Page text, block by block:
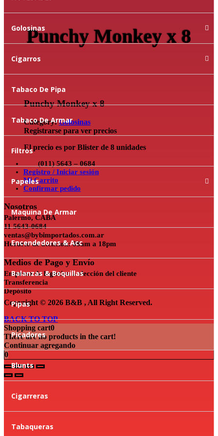
Golosinas
Cigarros
Tabaco De Pipa
Tabaco De Armar
Filtros
Papeles
Maquina De Armar
Encendedores & Acc
Balanzas & Boquillas
Pipas
Picadores
Blunts
Cigarreras
Tabaqueras
Punchy Monkey x 8
Punchy Monkey x 8
Category:Golosinas
Registrarse para ver precios
El precio es por Blister de 8 unidades
(011) 5643 – 0684
Registro / Iniciar sesión
Mi Carrito
Confirmar pedido
Nosotros
Palermo, CABA
11 5643-0684
ventas@bybimportados.com.ar
Horario de atencion: 08am a 18pm
Medios de Pago y Envío
Empresa de logística a elección del cliente
Transferencia
Depósito
Copyright © 2026 B&B , All Right Reserved.
BACK TO TOP
Shopping cart0
There are no products in the cart!
Continuar agregando
0